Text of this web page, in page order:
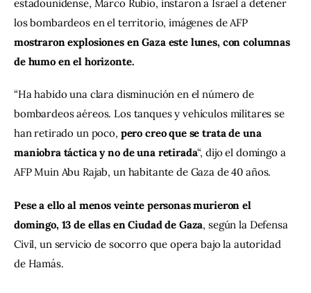
estadounidense, Marco Rubio, instaron a Israel a detener
los bombardeos en el territorio, imágenes de AFP
mostraron explosiones en Gaza este lunes, con columnas
de humo en el horizonte.
“Ha habido una clara disminución en el número de
bombardeos aéreos. Los tanques y vehículos militares se
han retirado un poco, pero creo que se trata de una
maniobra táctica y no de una retirada“, dijo el domingo a
AFP Muin Abu Rajab, un habitante de Gaza de 40 años.
Pese a ello al menos veinte personas murieron el
domingo, 13 de ellas en Ciudad de Gaza, según la Defensa
Civil, un servicio de socorro que opera bajo la autoridad
de Hamás.